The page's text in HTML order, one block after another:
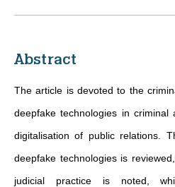
Abstract
The article is devoted to the
deepfake technologies in
digitalisation of public relations.
deepfake technologies is
judicial practice is noted,